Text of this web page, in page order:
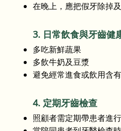
在晚上，應把假牙除掉
3. 日常飲食與牙齒健
多吃新鮮蔬果
多飲牛奶及豆漿
避免經常進食或飲用含
4. 定期牙齒檢查
照顧者需定期帶患者進